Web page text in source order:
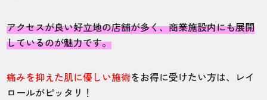
自分の毛がかなり頑固なので、本当に減る
ツル状態が現実的になりました。
アクセスが良い好立地の店舗が多く、商業施設内にも展開
しているのが魅力です。
痛みを抑えた肌に優しい施術をお得に受けたい方は、レイ
ロールがピッタリ！